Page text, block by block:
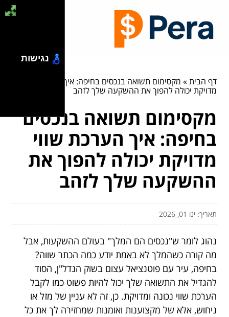
דף הבית» מקסימום תשואה בנכסים בחיפה: איך הערכת שווי
מדויקת יכולה להפוך את ההשקעה שלך לזהב
מקסימום תשואה בנכסים
בחיפה: איך הערכת שווי
מדויקת יכולה להפוך את
ההשקעה שלך לזהב
תאריך: ינו 01, 2026
נהוג לומר ש"נכסים הם המלך" בעולם ההשקעות, אבל
מה קורה כשהמלך לא באמת יודע כמה הכתר שווה?
בחיפה, עיר עם פוטנציאל עצום בשוק הנדל"ן, הסוד
להגדיל את התשואה שלך יכול להיות פשוט כמו לקבל
הערכת שווי נכונה ומדויקת. כן, זה לא עניין של מזל או
ניחוש, אלא של מקצוענות ואומנות שמחזירה לך את כל
נגישות